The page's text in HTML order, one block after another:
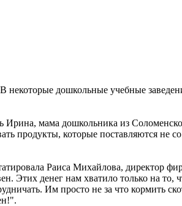
некоторые дошкольные учебные
мама дошкольника из
продукты, которые поставляются не
Раиса Михайлова, директор
Этих денег нам хватило только на то,
Им просто не за что кормить